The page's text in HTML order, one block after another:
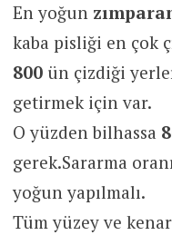
En yoğun
kaba pisliği en çok
800ün çizdiği
getirmek için var.
O yüzden bilhassa
gerek.Sararma
yoğun yapılmalı.
Tüm yüzey ve